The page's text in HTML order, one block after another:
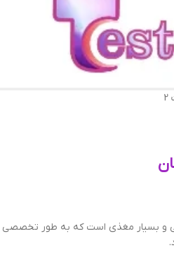
و بسیار مغذی است که به طور تخصصی